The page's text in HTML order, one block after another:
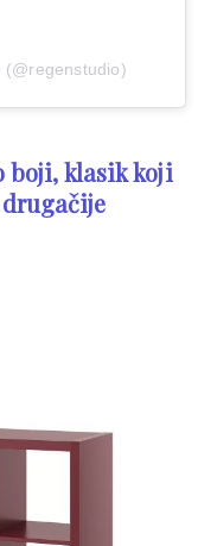
(@regenstudio)
boji, klasik koji